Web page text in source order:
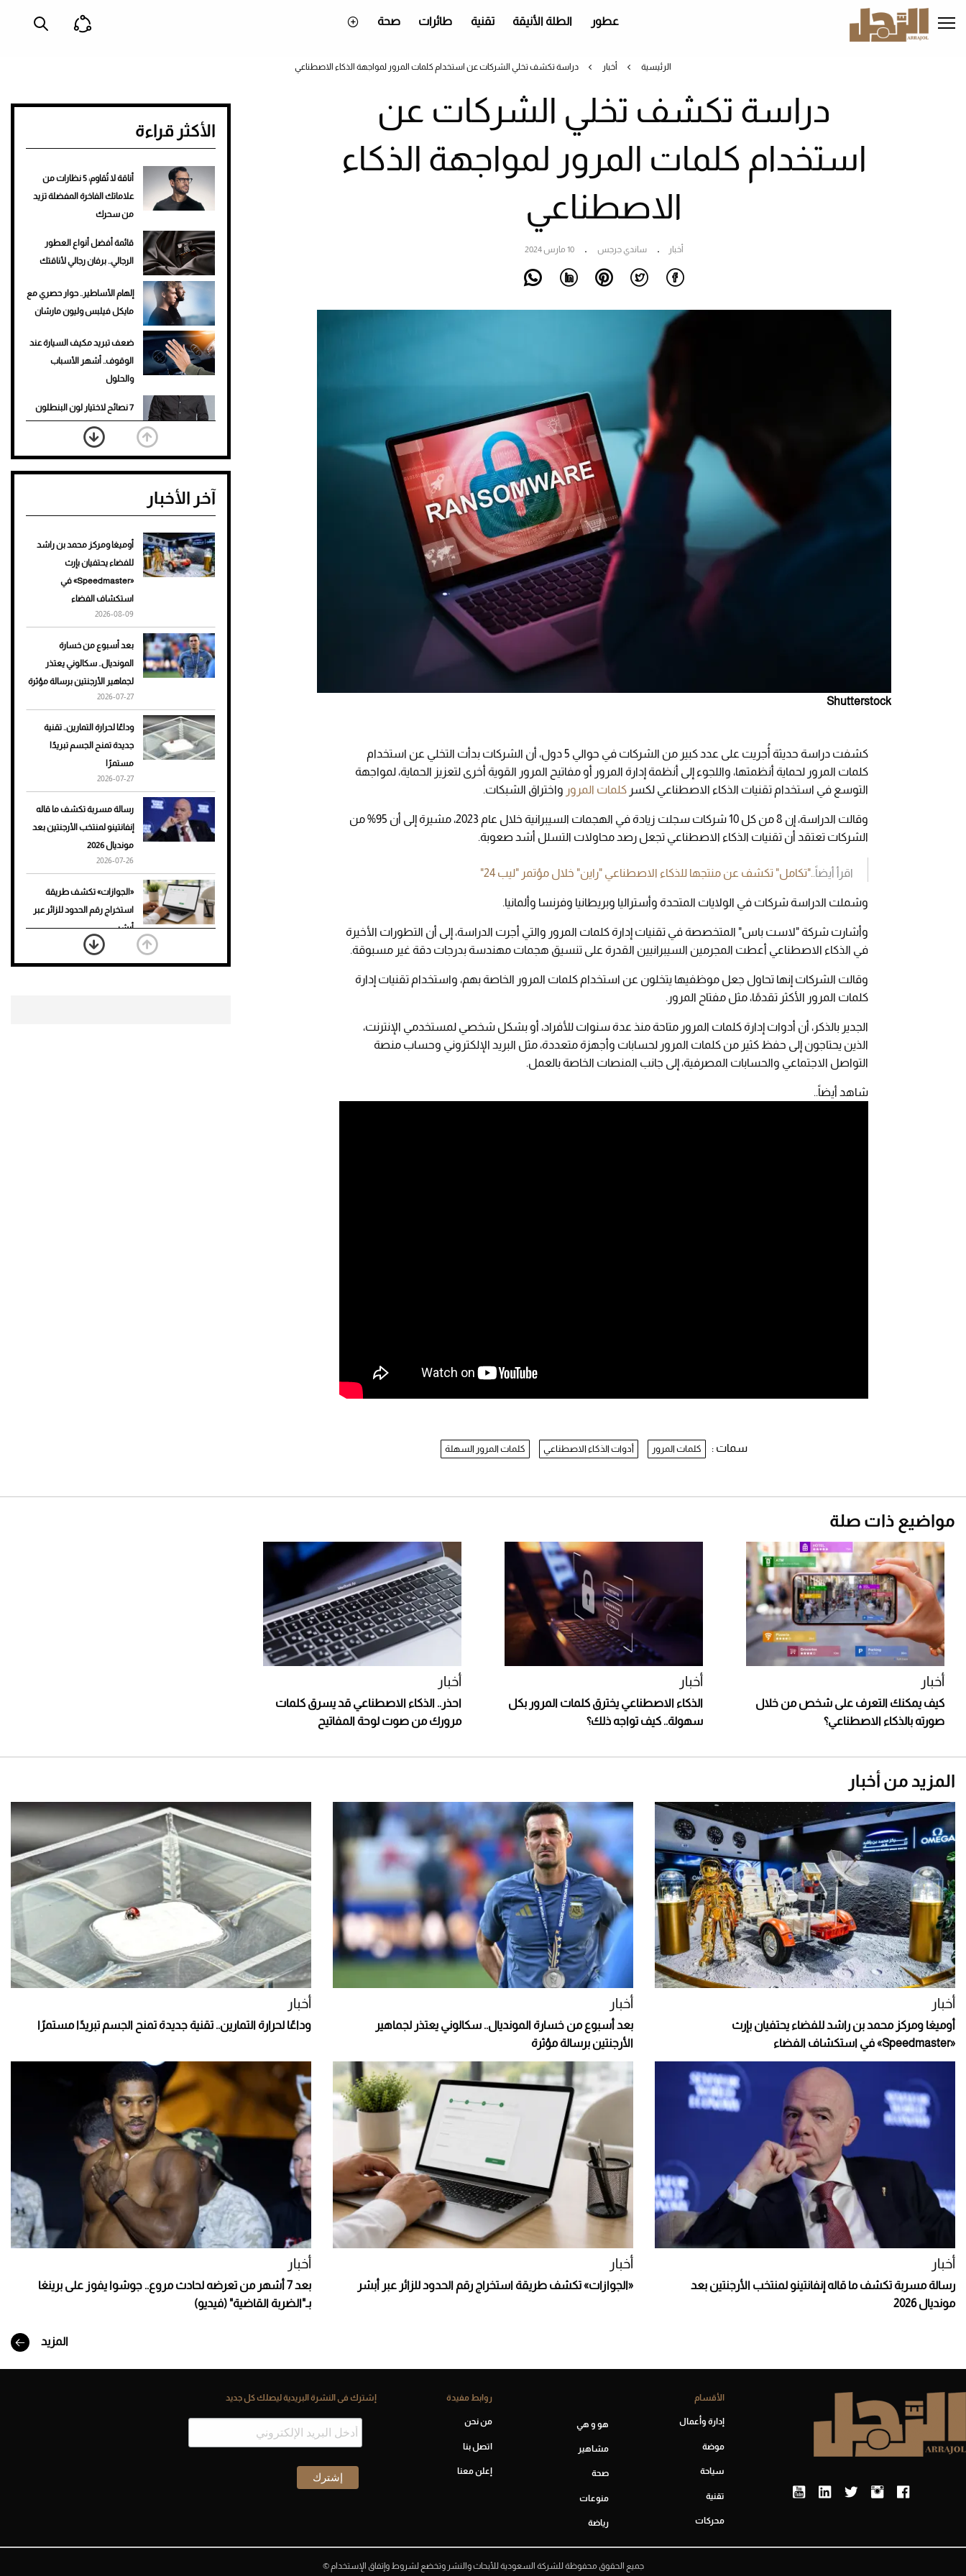
إلى
المحتوى
عطور الطلة الأنيقة تقنية طائرات صحة
الرئيسية أخبار دراسة تكشف تخلي الشركات عن استخدام كلمات المرور لمواجهة الذكاء الاصطناعي
دراسة تكشف تخلي الشركات عن
استخدام كلمات المرور لمواجهة الذكاء
الاصطناعي
أخبار ساندي جرجس 10 مارس 2024
Shutterstock
كشفت دراسة حديثة أُجريت على عدد كبير من الشركات في حوالي 5 دول، أن الشركات بدأت التخلي عن استخدام
كلمات المرور لحماية أنظمتها، واللجوء إلى أنظمة إدارة المرور أو مفاتيح المرور القوية أخرى لتعزيز الحماية، لمواجهة
التوسع في استخدام تقنيات الذكاء الاصطناعي لكسر كلمات المرور واختراق الشبكات.
وقالت الدراسة، إن 8 من كل 10 شركات سجلت زيادة في الهجمات السيبرانية خلال عام 2023، مشيرة إلى أن 95% من
الشركات تعتقد أن تقنيات الذكاء الاصطناعي تجعل رصد محاولات التسلل أشد صعوبة.
اقرأ أيضاً. ."تكامل" تكشف عن منتجها للذكاء الاصطناعي "راين" خلال مؤتمر "ليب 24"
وشملت الدراسة شركات في الولايات المتحدة وأستراليا وبريطانيا وفرنسا وألمانيا.
وأشارت شركة "لاست باس" المتخصصة في تقنيات إدارة كلمات المرور والتي أجرت الدراسة، إلى أن التطورات الأخيرة
في الذكاء الاصطناعي أعطت المجرمين السيبرانيين القدرة على تنسيق هجمات مهندسة بدرجات دقة غير مسبوقة.
وقالت الشركات إنها تحاول جعل موظفيها يتخلون عن استخدام كلمات المرور الخاصة بهم، واستخدام تقنيات إدارة
كلمات المرور الأكثر تقدمًا، مثل مفتاح المرور.
الجدير بالذكر، أن أدوات إدارة كلمات المرور متاحة منذ عدة سنوات للأفراد، أو بشكل شخصي لمستخدمي الإنترنت،
الذين يحتاجون إلى حفظ كثير من كلمات المرور لحسابات وأجهزة متعددة، مثل البريد الإلكتروني وحساب منصة
التواصل الاجتماعي والحسابات المصرفية، إلى جانب المنصات الخاصة بالعمل.
شاهد أيضاً..
الأكثر قراءة
أناقة لا تُقاوم: 5 نظارات من
علاماتك الفاخرة المفضلة تزيد
من سحرك
قائمة أفضل أنواع العطور
الرجالي.. برفان رجالي لأناقتك
إلهام الأساطير.. حوار حصري مع
مايكل فيلبس وليون مارشان
ضعف تبريد مكيف السيارة عند
الوقوف.. أشهر الأسباب
والحلول
7 نصائح لاختيار لون البنطلون
المناسب للقميص الأسود
نرى المستقبل من خلال
تصميماتنا.. كيف حجزت 1886
تمنحك فخامة استثنائية
لإطلالة جريئة وعصرية
أحذية Mary Jane: ترف وأناقة
آخر الأخبار
أوميغا ومركز محمد بن راشد
للفضاء يحتفيان بإرث
«Speedmaster» في
استكشاف الفضاء
2026-08-09
بعد أسبوع من خسارة
المونديال.. سكالوني يعتذر
لجماهير الأرجنتين برسالة مؤثرة
2026-07-27
وداعًا لحرارة التمارين.. تقنية
جديدة تمنح الجسم تبريدًا
مستمرًا
2026-07-27
رسالة مسربة تكشف ما قاله
إنفانتينو لمنتخب الأرجنتين بعد
مونديال 2026
2026-07-26
«الجوازات» تكشف طريقة
استخراج رقم الحدود للزائر عبر
أبشر
2026-07-26
سمات : كلمات المرور أدوات الذكاء الاصطناعي كلمات المرور السهلة
مواضيع ذات صلة
أخبار
كيف يمكنك التعرف على شخص من خلال
صورته بالذكاء الاصطناعي؟
أخبار
الذكاء الاصطناعي يخترق كلمات المرور بكل
سهولة.. كيف تواجه ذلك؟
أخبار
احذر.. الذكاء الاصطناعي قد يسرق كلمات
مرورك من صوت لوحة المفاتيح
المزيد من أخبار
أخبار
أوميغا ومركز محمد بن راشد للفضاء يحتفيان بإرث
«Speedmaster» في استكشاف الفضاء
أخبار
بعد أسبوع من خسارة المونديال.. سكالوني يعتذر لجماهير
الأرجنتين برسالة مؤثرة
أخبار
وداعًا لحرارة التمارين.. تقنية جديدة تمنح الجسم تبريدًا مستمرًا
أخبار
رسالة مسربة تكشف ما قاله إنفانتينو لمنتخب الأرجنتين بعد
مونديال 2026
أخبار
«الجوازات» تكشف طريقة استخراج رقم الحدود للزائر عبر أبشر
أخبار
بعد 7 أشهر من تعرضه لحادث مروع.. جوشوا يفوز على برينغا
بـ"الضربة القاضية" (فيديو)
المزيد
الأقسام
إدارة وأعمال
موضة
سياحة
تقنية
محركات
هو و هي
مشاهير
صحة
منوعات
رياضة
روابط مفيدة
من نحن
اتصل بنا
إعلن معنا
إشترك فى النشرة البريدية ليصلك كل جديد
جميع الحقوق محفوظة للشركة السعودية للأبحاث والنشر وتخضع لشروط وإتفاق الإستخدام ©